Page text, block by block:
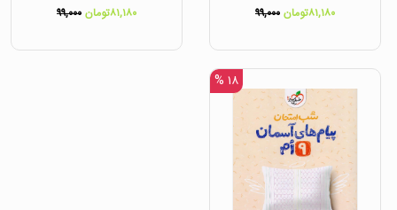
۸۱,۱۸۰تومان ۹۹,۰۰۰ ۸۱,۱۸۰تومان ۹۹,۰۰۰
۱۸ %